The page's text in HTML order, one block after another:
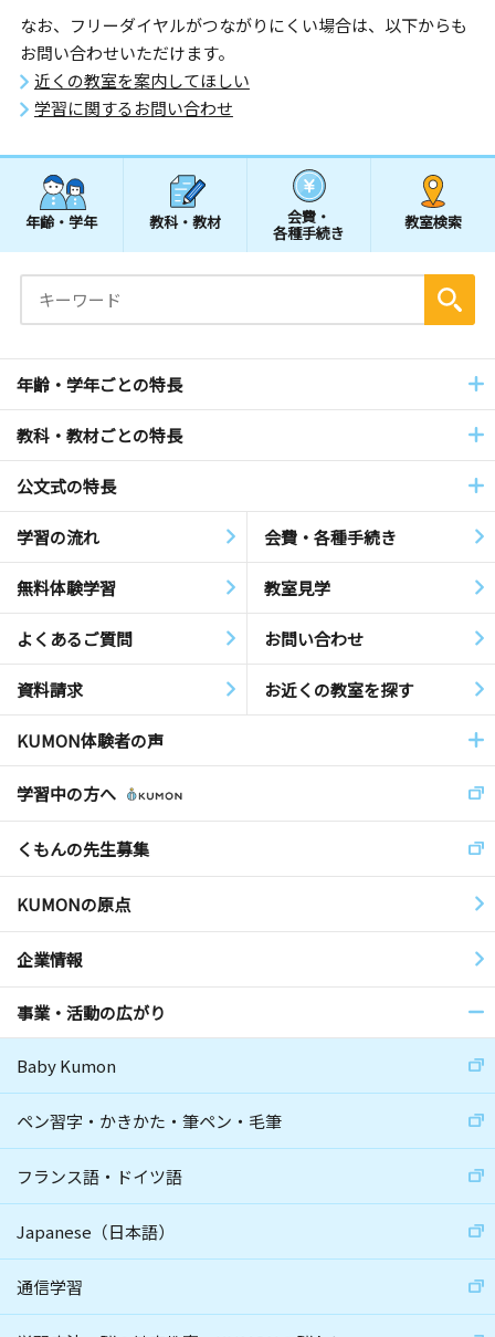
なお、フリーダイヤルがつながりにくい場合は、以下からも
お問い合わせいただけます。
近くの教室を案内してほしい
学習に関するお問い合わせ
年齢・学年 教科・教材 会費・
各種手続き
教室検索
年齢・学年ごとの特長
教科・教材ごとの特長
公文式の特長
学習の流れ 会費・各種手続き
無料体験学習 教室見学
よくあるご質問 お問い合わせ
資料請求 お近くの教室を探す
KUMON体験者の声
学習中の方へ
くもんの先生募集
KUMONの原点
企業情報
事業・活動の広がり
Baby Kumon
ペン習字・かきかた・筆ペン・毛筆
フランス語・ドイツ語
Japanese（日本語）
通信学習